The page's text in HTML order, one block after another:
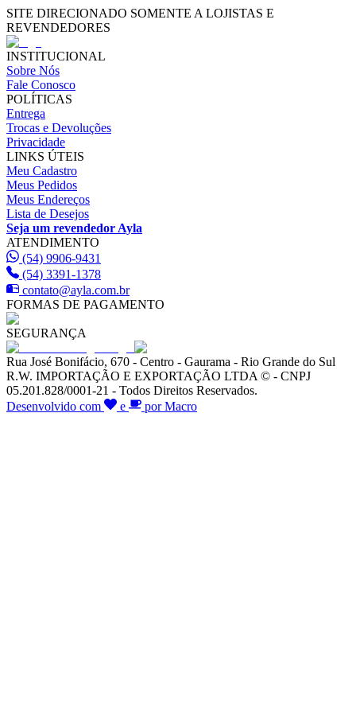
SITE DIRECIONADO SOMENTE A LOJISTAS E
REVENDEDORES
INSTITUCIONAL
Sobre Nós
Fale Conosco
POLÍTICAS
Entrega
Trocas e Devoluções
Privacidade
LINKS ÚTEIS
Meu Cadastro
Meus Pedidos
Meus Endereços
Lista de Desejos
Seja um revendedor Ayla
ATENDIMENTO
(54) 9906-9431
(54) 3391-1378
contato@ayla.com.br
FORMAS DE PAGAMENTO
SEGURANÇA
Rua José Bonifácio, 670 - Centro - Gaurama - Rio Grande do Sul
R.W. IMPORTAÇÃO E EXPORTAÇÃO LTDA © - CNPJ
05.201.828/0001-21 - Todos Direitos Reservados.
Desenvolvido com
e por Macro